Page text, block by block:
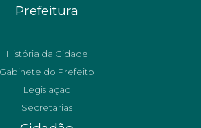
Prefeitura
História da Cidade
Gabinete do Prefeito
Legislação
Secretarias